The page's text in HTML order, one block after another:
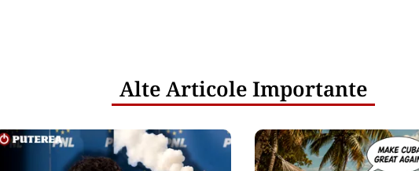
Alte Articole Importante